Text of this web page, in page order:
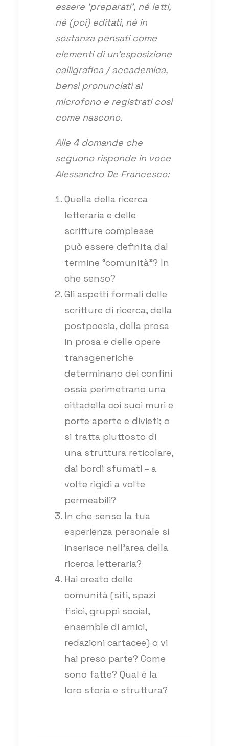
essere ‘preparati’, né letti,
né (poi) editati, né in
sostanza pensati come
elementi di un’esposizione
calligrafica / accademica,
bensì pronunciati al
microfono e registrati così
come nascono.
Alle 4 domande che
seguono risponde in voce
Alessandro De Francesco:
Quella della ricerca
letteraria e delle
scritture complesse
può essere definita dal
termine “comunità”? In
che senso?
Gli aspetti formali delle
scritture di ricerca, della
postpoesia, della prosa
in prosa e delle opere
transgeneriche
determinano dei confini
ossia perimetrano una
cittadella coi suoi muri e
porte aperte e divieti; o
si tratta piuttosto di
una struttura reticolare,
dai bordi sfumati – a
volte rigidi a volte
permeabili?
In che senso la tua
esperienza personale si
inserisce nell’area della
ricerca letteraria?
Hai creato delle
comunità (siti, spazi
fisici, gruppi social,
ensemble di amici,
redazioni cartacee) o vi
hai preso parte? Come
sono fatte? Qual è la
loro storia e struttura?